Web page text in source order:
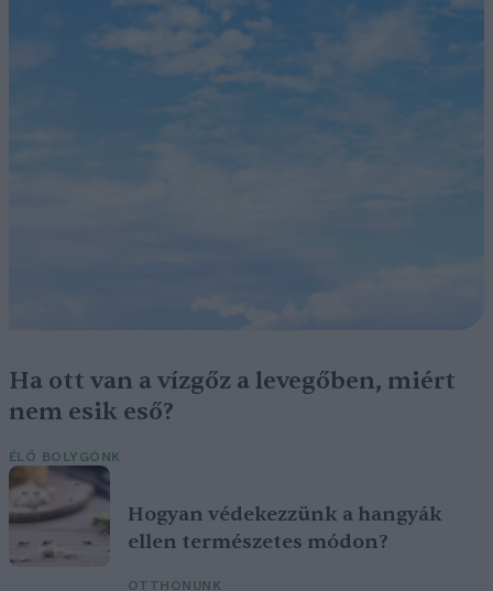
Ha ott van a vízgőz a levegőben, miért
nem esik eső?
ÉLŐ BOLYGÓNK
Hogyan védekezzünk a hangyák
ellen természetes módon?
OTTHONUNK